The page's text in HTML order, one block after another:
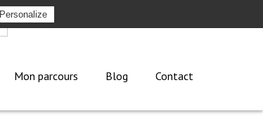
Mon parcours Blog Contact
Personalize